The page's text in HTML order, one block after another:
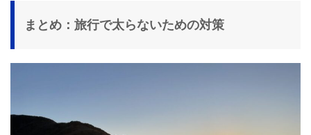
まとめ：旅行で太らないための対策